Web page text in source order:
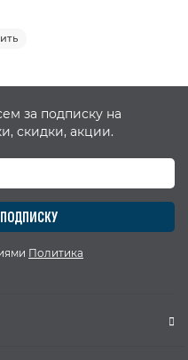
за подписку на
скидки, акции.
Политика